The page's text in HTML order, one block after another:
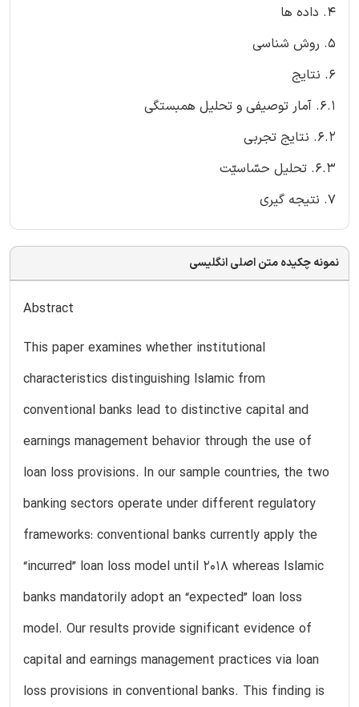
۴. داده ها
۵. روش شناسی
۶. نتایج
۶.۱. آمار توصیفی و تحلیل همبستگی
۶.۲. نتایج تجربی
۶.۳. تحلیل حسّاسیّت
۷. نتیجه گیری
نمونه چکیده متن اصلی انگلیسی
Abstract
This paper examines whether institutional
characteristics distinguishing Islamic from
conventional banks lead to distinctive capital and
earnings management behavior through the use of
loan loss provisions. In our sample countries, the two
banking sectors operate under different regulatory
frameworks: conventional banks currently apply the
“incurred” loan loss model until 2018 whereas Islamic
banks mandatorily adopt an “expected” loan loss
model. Our results provide significant evidence of
capital and earnings management practices via loan
loss provisions in conventional banks. This finding is